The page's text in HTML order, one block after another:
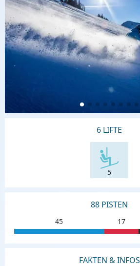
6 LIFTE
5
88 PISTEN
45 17
FAKTEN & INFOS